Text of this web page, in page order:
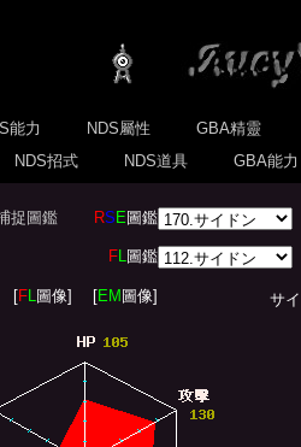
能力 NDS屬性
GBA精靈
NDS招式 NDS道具 GBA能
捉圖鑑 RS E圖鑑
FL圖鑑
[FL圖像] [EM 圖像] サイ